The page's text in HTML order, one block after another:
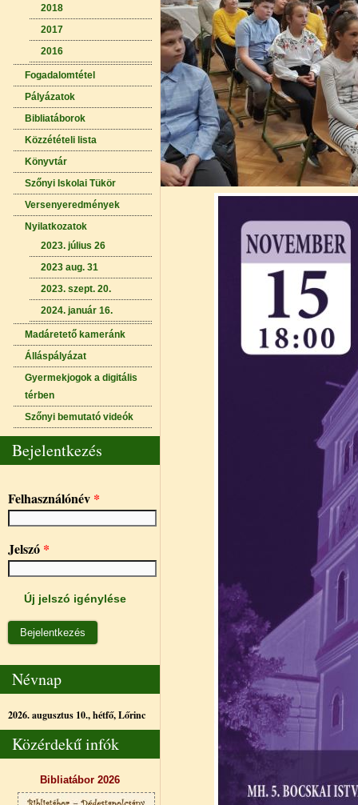
2018
2017
2016
Fogadalomtétel
Pályázatok
Bibliatáborok
Közzétételi lista
Könyvtár
Szőnyi Iskolai Tükör
Versenyeredmények
Nyilatkozatok
2023. július 26
2023 aug. 31
2023. szept. 20.
2024. január 16.
Madáretető kameránk
Álláspályázat
Gyermekjogok a digitális
térben
Szőnyi bemutató videók
Bejelentkezés
Felhasználónév *
Jelszó *
Új jelszó igénylése
Névnap
2026. augusztus 10., hétfő,Lőrinc
Közérdekű infók
Bibliatábor 2026